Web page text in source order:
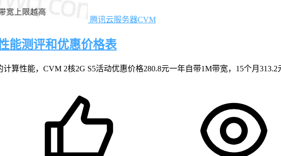
腾讯云服务器CVM
能测评和优惠价格表
算性能，CVM 2核2G S5活动优惠价格280.8元一年自带1M带宽，15个月